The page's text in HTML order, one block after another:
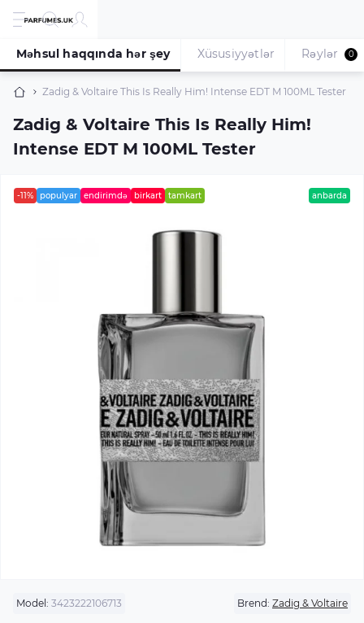
Zadig & Voltaire This Is Really Him! Intense EDT M 100ML Tester
Zadig & Voltaire This Is Really Him!
Intense EDT M 100ML Tester
Məhsul haqqında hər şey Xüsusiyyətlər Rəylər 0
-11% populyar endirimdə birkart tamkart anbarda
Model: 3423222106713 Brend: Zadig & Voltaire